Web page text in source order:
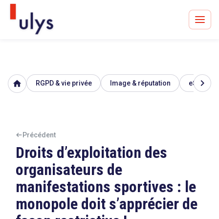
Avocats à Paris & Bruxelles
Un procès en vue ?
Tout sur le RGPD
home RGPD & vie privée Image & réputation eSanté
chevron_right
Précédent
Droits d’exploitation des
organisateurs de
manifestations sportives : le
monopole doit s’apprécier de